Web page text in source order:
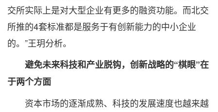
交所实际上是对大型企业有更多的融资功能。而北交
所推的4套标准都是服务于有创新能力的中小企业
的。”王玥分析。
避免未来科技和产业脱钩，创新战略的“棋眼”在
于两个方面
资本市场的逐渐成熟、科技的发展速度也越来越